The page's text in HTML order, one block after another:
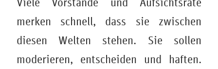
Viele Vorstände und Aufsichtsräte
merken schnell, dass sie zwischen
diesen Welten stehen. Sie sollen
moderieren, entscheiden und haften.